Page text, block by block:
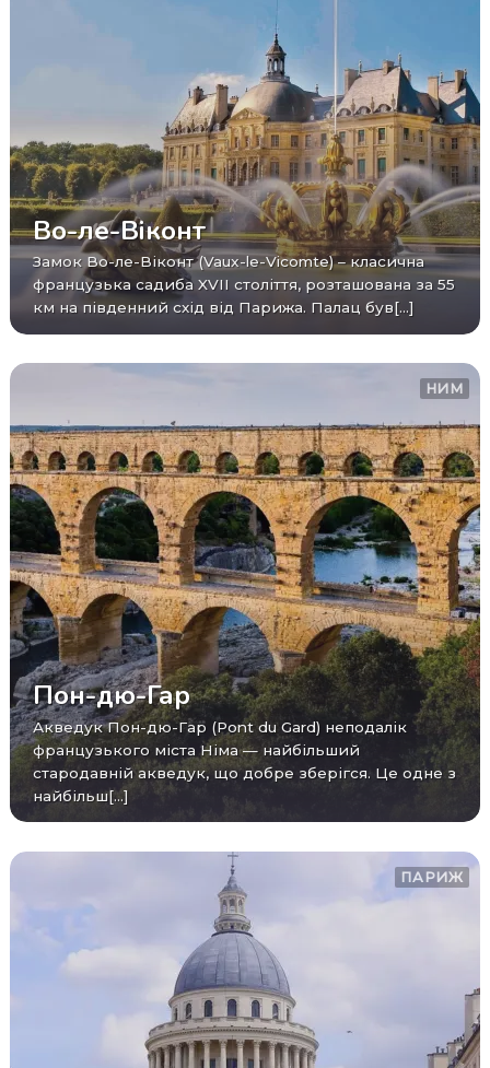
Во-ле-Віконт
Замок Во-ле-Віконт (Vaux-le-Vicomte) – класична
французька садиба XVII століття, розташована за 55
км на південний схід від Парижа. Палац був[...]
НИМ
Пон-дю-Гар
Акведук Пон-дю-Гар (Pont du Gard) неподалік
французького міста Німа — найбільший
стародавній акведук, що добре зберігся. Це одне з
найбільш[...]
ПАРИЖ